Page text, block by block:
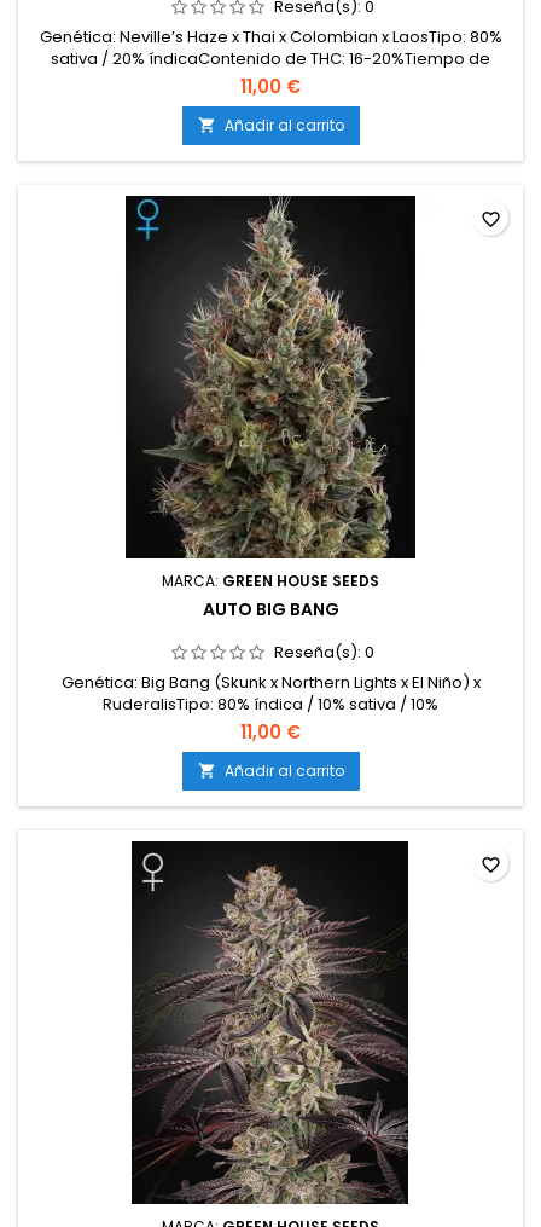
Reseña(s): 0
Genética: Neville’s Haze x Thai x Colombian x LaosTipo: 80%
sativa / 20% índicaContenido de THC: 16-20%Tiempo de
floración: 12-13 semanas en interiorProducción en
interior: 600-700 g/m²Producción en exterior: 1000-1200
g/plantaAltura: 120-150 cm en interior; hasta 250 cm en
exteriorAromas y sabores: Especiados, inciensados y...
11,00 €
 Añadir al carrito
MARCA: GREEN HOUSE SEEDS
AUTO BIG BANG
Reseña(s): 0
Genética: Big Bang (Skunk x Northern Lights x El Niño) x
RuderalisTipo: 80% índica / 10% sativa / 10%
ruderalisContenido de THC: 15-18%Contenido de CBD: Medio
(1-3%)Ciclo completo: 9 semanas desde la
germinaciónProducción en interior: 400-450
g/m²Producción en exterior: 50-100 g/plantaAltura: 60-100
cm en interior; hasta 120 cm en...
11,00 €
 Añadir al carrito
favorite_border
favorite_border